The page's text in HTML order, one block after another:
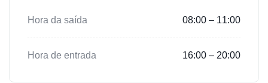
Hora da saída 08:00 – 11:00
Hora de entrada 16:00 – 20:00